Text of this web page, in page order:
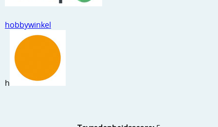
Leuke versieringen
Merken
Netjes opbergen
Papier en karton
Ponsen
hobbywinkel
h